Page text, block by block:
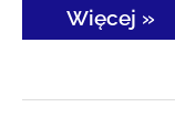
Więcej »